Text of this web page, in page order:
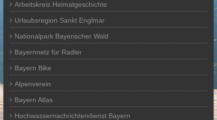
Arbeitskreis Heimatgeschichte
Urlaubsregion Sankt Englmar
Nationalpark Bayerischer Wald
Bayernnetz für Radler
Bayern Bike
Alpenverein
Bayern Atlas
Hochwassernachrichtendienst Bayern